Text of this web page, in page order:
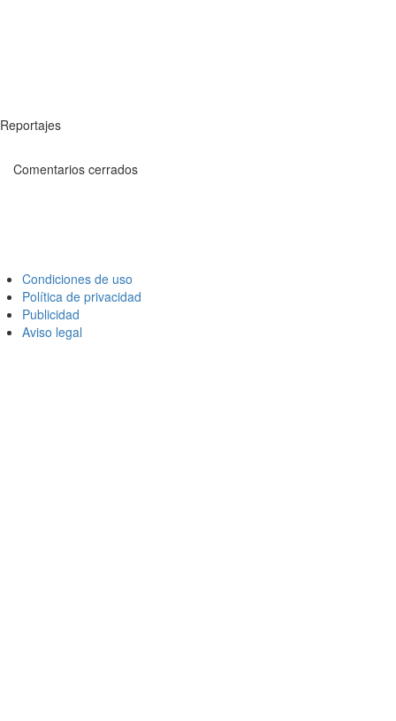
Reportajes
Comentarios cerrados
Condiciones de uso
Política de privacidad
Publicidad
Aviso legal